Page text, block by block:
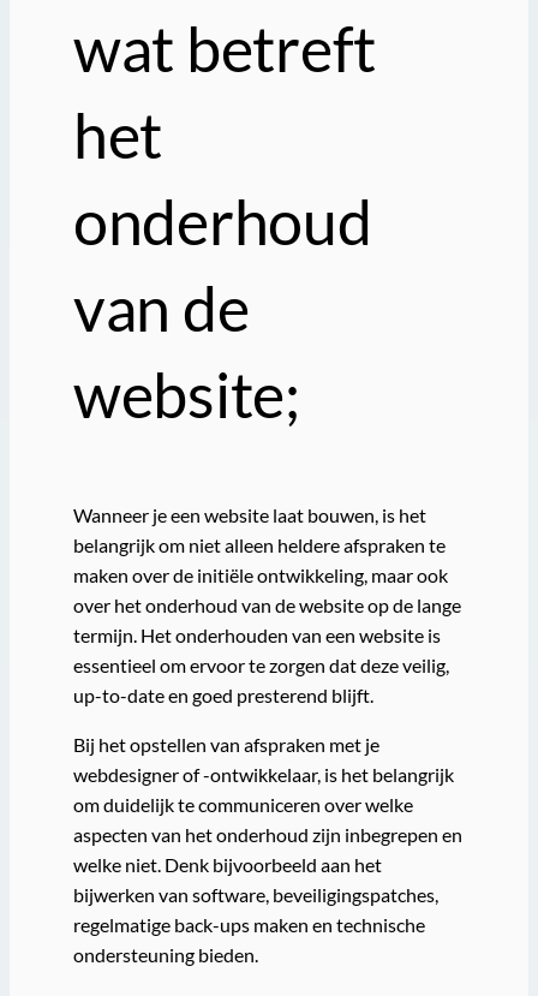
wat betreft
het
onderhoud
van de
website;
Wanneer je een website laat bouwen, is het
belangrijk om niet alleen heldere afspraken te
maken over de initiële ontwikkeling, maar ook
over het onderhoud van de website op de lange
termijn. Het onderhouden van een website is
essentieel om ervoor te zorgen dat deze veilig,
up-to-date en goed presterend blijft.
Bij het opstellen van afspraken met je
webdesigner of -ontwikkelaar, is het belangrijk
om duidelijk te communiceren over welke
aspecten van het onderhoud zijn inbegrepen en
welke niet. Denk bijvoorbeeld aan het
bijwerken van software, beveiligingspatches,
regelmatige back-ups maken en technische
ondersteuning bieden.